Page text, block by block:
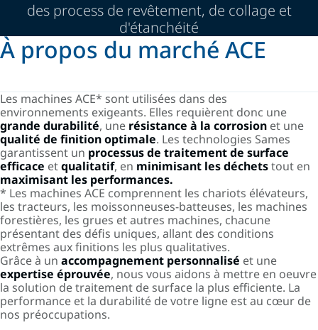
des process de revêtement, de collage et
d'étanchéité
À propos du marché ACE
Les machines ACE* sont utilisées dans des
environnements exigeants. Elles requièrent donc une
grande durabilité, une résistance à la corrosion et une
qualité de finition optimale. Les technologies Sames
garantissent un processus de traitement de surface
efficace etqualitatif, en minimisant les déchetstout en
maximisant les performances.
* Les machines ACE comprennent les chariots élévateurs,
les tracteurs, les moissonneuses-batteuses, les machines
forestières, les grues et autres machines, chacune
présentant des défis uniques, allant des conditions
extrêmes aux finitions les plus qualitatives.
Grâce à un accompagnement personnalisé et une
expertise éprouvée, nous vous aidons à mettre en oeuvre
la solution de traitement de surface la plus efficiente. La
performance et la durabilité de votre ligne est au cœur de
nos préoccupations.